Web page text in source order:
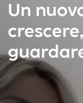
Un